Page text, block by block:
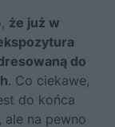
że już w
do
. Co ciekawe,
do końca
ale na pewno